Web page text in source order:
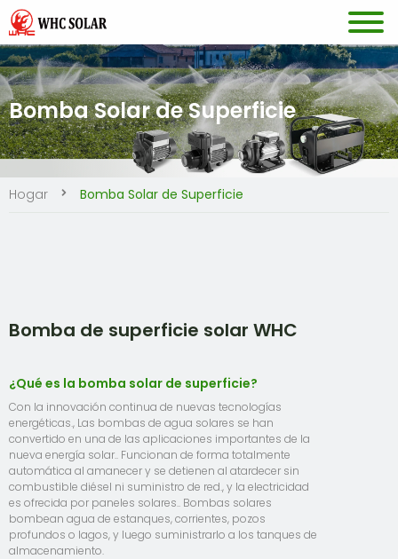
Bomba Solar de Superficie
Hogar Bomba Solar de Superficie
Bomba de superficie solar WHC
¿Qué es la bomba solar de superficie?
Con la innovación continua de nuevas tecnologías
energéticas., Las bombas de agua solares se han
convertido en una de las aplicaciones importantes de la
nueva energía solar.. Funcionan de forma totalmente
automática al amanecer y se detienen al atardecer sin
combustible diésel ni suministro de red., y la electricidad
es ofrecida por paneles solares.. Bombas solares
bombean agua de estanques, corrientes, pozos
profundos o lagos, y luego suministrarlo a los tanques de
almacenamiento.